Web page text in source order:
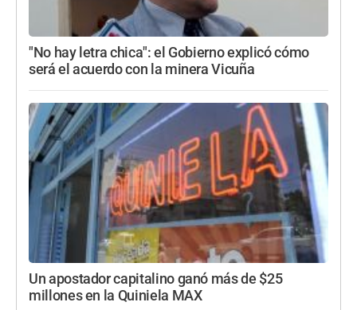
"No hay letra chica": el Gobierno explicó cómo
será el acuerdo con la minera Vicuña
Un apostador capitalino ganó más de $25
millones en la Quiniela MAX